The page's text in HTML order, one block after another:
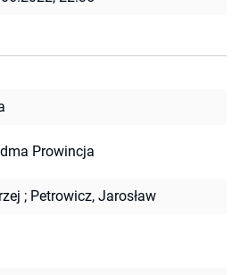
Prowincja
; Petrowicz, Jarosław